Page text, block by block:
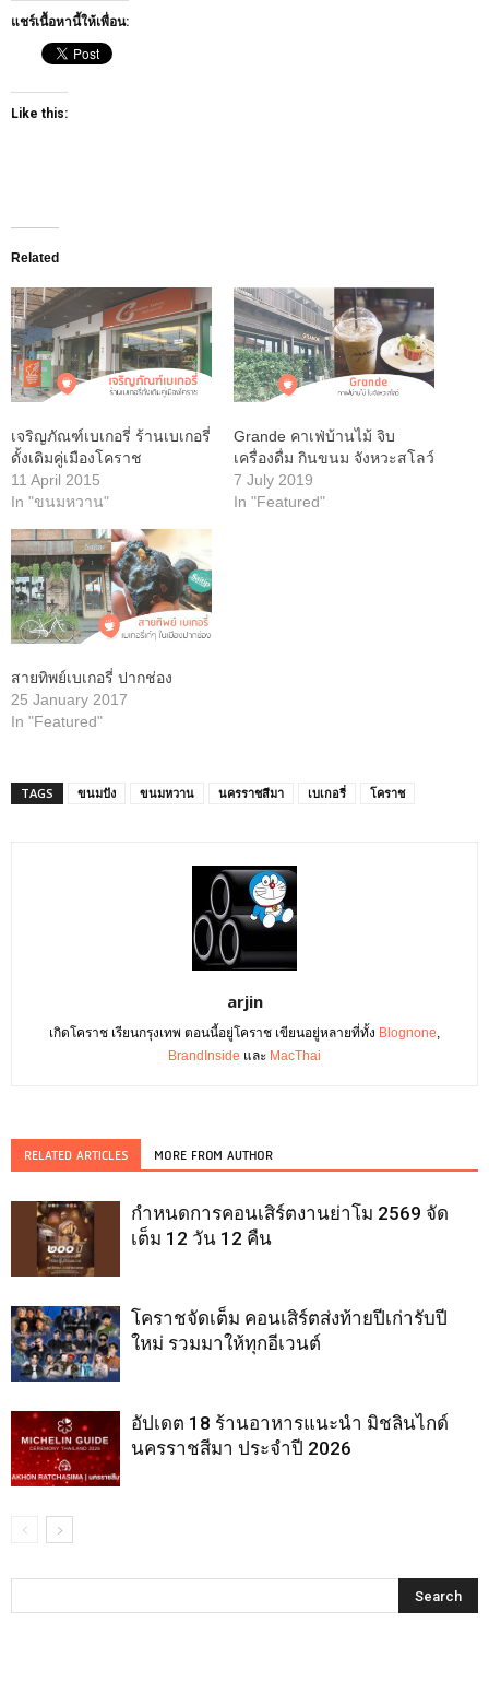
แชร์เนื้อหานี้ให้เพื่อน:
Like this:
Related
เจริญภัณฑ์เบเกอรี่ ร้านเบเกอรี่
ดั้งเดิมคู่เมืองโคราช
11 April 2015
In "ขนมหวาน"
Grande คาเฟ่บ้านไม้ จิบ
เครื่องดื่ม กินขนม จังหวะสโลว์
7 July 2019
In "Featured"
สายทิพย์เบเกอรี่ ปากช่อง
25 January 2017
In "Featured"
TAGS ขนมปัง ขนมหวาน นครราชสีมา เบเกอรี่ โคราช
arjin
เกิดโคราช เรียนกรุงเทพ ตอนนี้อยู่โคราช เขียนอยู่หลายที่ทั้ง Blognone,
BrandInside และ MacThai
RELATED ARTICLES MORE FROM AUTHOR
กำหนดการคอนเสิร์ตงานย่าโม 2569 จัด
เต็ม 12 วัน 12 คืน
โคราชจัดเต็ม คอนเสิร์ตส่งท้ายปีเก่ารับปี
ใหม่ รวมมาให้ทุกอีเวนต์
อัปเดต 18 ร้านอาหารแนะนำ มิชลินไกด์
นครราชสีมา ประจำปี 2026